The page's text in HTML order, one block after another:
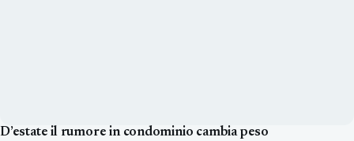
D’estate il rumore in condominio cambia peso